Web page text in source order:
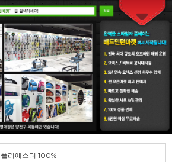
폴리에스터 100%